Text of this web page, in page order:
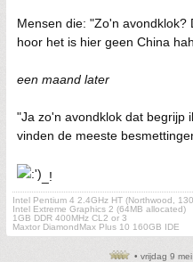
Mensen die: "Zo'n
hoor het is hier geen China
een maand later
"Ja zo'n avondklok dat begrijp
vinden de meeste
_!
Intel Pentium 4 2.4GHz HT (Northwood,
Intel Extreme Graphics 2 (64MB allocated)
1GB DDR 400MHz CL2 or 3
Maxtor DiamondMax Plus 10 160GB IDE
• vrijdag 9